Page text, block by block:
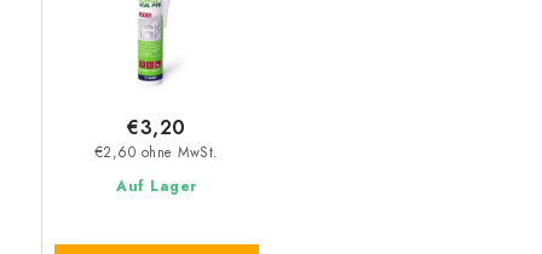
Auf Lager
€2,60 ohne MwSt.
€3,20